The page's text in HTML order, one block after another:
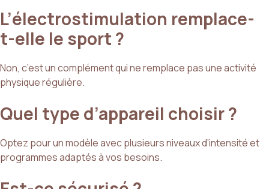
L’électrostimulation remplace-
t-elle le sport ?
Non, c’est un complément qui ne remplace pas une activité
physique régulière.
Quel type d’appareil choisir ?
Optez pour un modèle avec plusieurs niveaux d’intensité et
programmes adaptés à vos besoins.